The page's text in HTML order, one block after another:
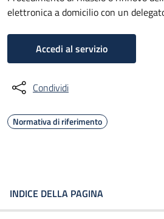
elettronica a domicilio con un
Accedi al servizio
Condividi
Normativa di riferimento
INDICE DELLA PAGINA